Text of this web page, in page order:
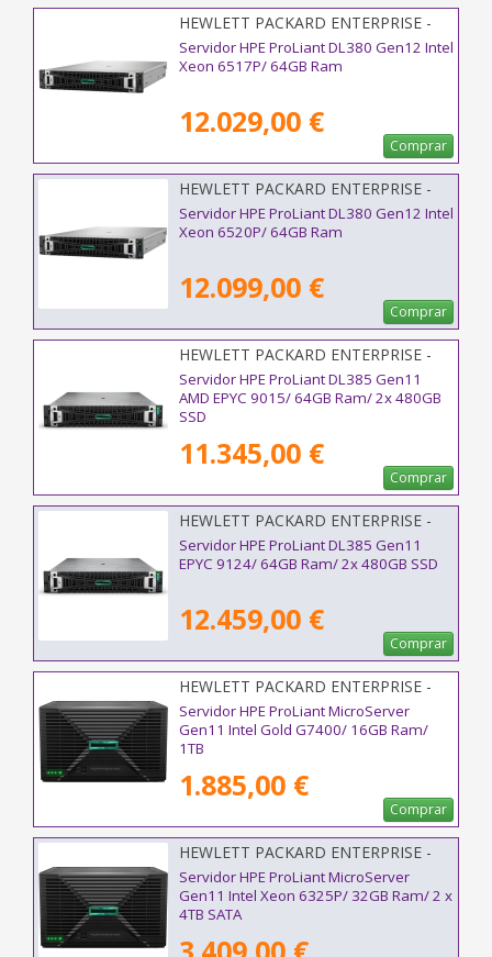
HEWLETT PACKARD ENTERPRISE -
P89227-425
Servidor HPE ProLiant DL380 Gen12 Intel
Xeon 6517P/ 64GB Ram
12.029,00 €
Comprar
HEWLETT PACKARD ENTERPRISE -
P95993-425
Servidor HPE ProLiant DL380 Gen12 Intel
Xeon 6520P/ 64GB Ram
12.099,00 €
Comprar
HEWLETT PACKARD ENTERPRISE -
P81842-425
Servidor HPE ProLiant DL385 Gen11
AMD EPYC 9015/ 64GB Ram/ 2x 480GB
SSD
11.345,00 €
Comprar
HEWLETT PACKARD ENTERPRISE -
P77245-425
Servidor HPE ProLiant DL385 Gen11
EPYC 9124/ 64GB Ram/ 2x 480GB SSD
12.459,00 €
Comprar
HEWLETT PACKARD ENTERPRISE -
P74439-425
Servidor HPE ProLiant MicroServer
Gen11 Intel Gold G7400/ 16GB Ram/
1TB
1.885,00 €
Comprar
HEWLETT PACKARD ENTERPRISE -
P87455-425
Servidor HPE ProLiant MicroServer
Gen11 Intel Xeon 6325P/ 32GB Ram/ 2 x
4TB SATA